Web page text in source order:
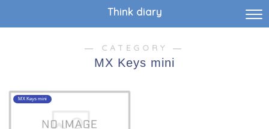
Think diary
― CATEGORY ―
MX Keys mini
MX Keys mini